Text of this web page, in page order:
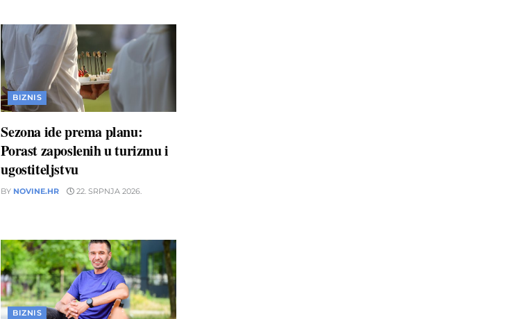
BIZNIS
Sezona ide prema planu:
Porast zaposlenih u turizmu i
ugostiteljstvu
BY NOVINE.HR 22. SRPNJA 2026.
BIZNIS